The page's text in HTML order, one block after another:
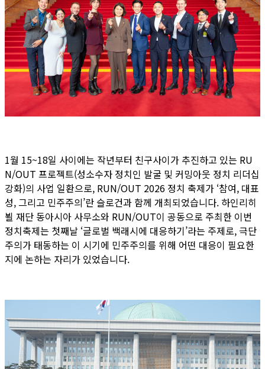
1월 15~18일 사이에는 작년부터 친구사이가 추진하고 있는 RU
N/OUT 프로젝트(성소수자 정치인 발굴 및 커밍아웃 정치 리더십
강화)의 사업 일환으로, RUN/OUT 2026 정치 축제가 ‘참여, 대표
성, 그리고 민주주의’란 슬로건과 함께 개최되었습니다. 하인리히
뵐 재단 동아시아 사무소와 RUN/OUT이 공동으로 주최한 이번
정치축제는 첫째날 ‘글로벌 백래시에 대응하기’라는 주제로, 극단
주의가 태동하는 이 시기에 민주주의를 위해 어떤 대응이 필요한
지에 논하는 자리가 있었습니다.